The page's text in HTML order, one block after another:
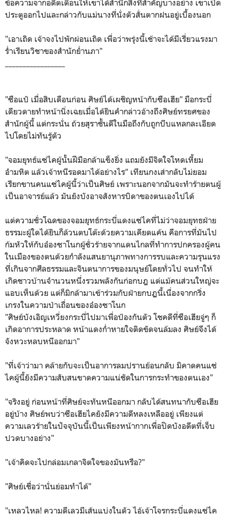
ข้อความจากอดีตเตือนให้เขาได้สำนึกสิ่งที่สำคัญบางอย่าง เขาเปิด
ประตูออกไปและกล่าวกับแม่นางที่นั่งตัวสั่นตากฝนอยู่เบื้องนอก
"เอาเถิด เจ้าจงไปพักผ่อนเถิด เพื่อว่าพรุ่งนี้เช้าจะได้มีเรี่ยวแรงมา
ร่ำเรียนวิชาของสำนักย่ำนภา"
"ซือแป๋ เมื่อสิบเดือนก่อน ศิษย์ได้เผชิญหน้ากับซือเฮีย" มือกระบี่
เดียวดายทำหน้านิ่งเฉยเมื่อได้ยินคำกล่าวอ้างถึงศิษย์ทรยศของ
สำนักผู้นี้ แต่กระนั่น ถ้วยสุราชั้นดีในมือถึงกับถูกบีบแหลกละเอียด
ไปโดยไม่ทันรู้ตัว
"จอมยุทธ์แซ่ไคผู้นั้นฝีมือกล้าแข็งยิ่ง แถมยังมีจิตใจโหดเหี้ยม
อำมหิต แล้วเจ้าหนีรอดมาได้อย่างไร" เทียนกงเส่ากลับไม่ยอม
เรียกขานคนแซ่ไคผู้นี้ว่าเป็นศิษย์ เพราะนอกจากมันจะทำร้ายตนผู้
เป็นอาจารย์แล้ว มันยังบังอาจสังหารบิดาของตนเองไปได้
แต่ความชั่วโฉดของจอมยุทธ์กระบี่แดงแซ่ไคที่ไม่ว่าจอมยุทธฝ่าย
ธรรมะผู้ใดได้ยินก็ล้วนตบโต๊ะด้วยความเคียดแค้น คือการที่มันไป
ก้มหัวให้กับอ๋องซาโนกผู้ชั่วร้ายจากแดนไกลที่ทำการปกครองผู้คน
ในเมืองของตนด้วยกำลังแสนยานุภาพทางการรบและความรุนแรง
ที่เกินจากศีลธรรมและจินตนาการของมนุษย์โดยทั่วไป จนทำให้
เกิดชาวบ้านจำนวนหนึ่งรวมพลังกันก่อกบฎ แต่แม้คนส่วนใหญ่จะ
แอบเห็นด้วย แต่ก็มิกล้ามาเข้าร่วมกับฝ่ายกบฏนี้เนื่องจากกริ่ง
เกรงในความป่าเถื่อนของอ๋องซาโนก
"ศิษย์บังเอิญเหวี่ยงกระบี่ไปมาเพื่อป้องกันตัว โชคดีที่ซือเฮียจู่ๆ ก็
เกิดอาการประหลาด หน้าแดงก่ำหายใจติดขัดจนล้มลง ศิษย์จึงได้
จังหวะหลบหนีออกมา"
"ที่เจ้าว่ามา คล้ายกับจะเป็นอาการลมปรานย้อนกลับ มิคาดคนแซ่
ไคผู้นี้ยังมีความสับสนขาดความแน่ชัดในการกระทำของตนเอง"
"จริงอยู่ ก่อนหน้าที่ศิษย์จะทันหนีออกมา กลับได้สนทนากับซือเฮีย
อยู่บ้าง ศิษย์พบว่าซือเฮียไคยังมีความดีหลงเหลืออยู่ เพียงแต่
ความเลวร้ายในปัจจุบันนี้เป็นเพียงหน้ากากเพื่อปิดบังอดีตที่เจ็บ
ปวดบางอย่าง"
"เจ้าคิดจะไปกล่อมเกลาจิตใจของมันหรือ?"
"ศิษย์เชื่อว่านั่นย่อมทำได้"
"เหลวไหล! ความดีเลวมีเส้นแบ่งในตัว ไอ้เจ้าโจรกระบี่แดงแซ่ไค